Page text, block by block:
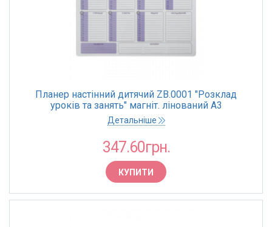
Планер настінний дитячий ZB.0001 "Розклад
уроків та занять" магніт. лінований А3
42,5х30,5х0,05 см
Детальніше
347.60грн.
КУПИТИ